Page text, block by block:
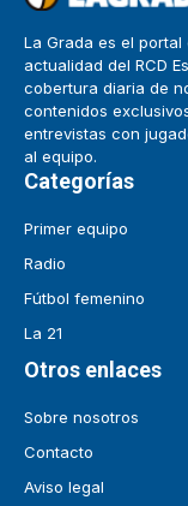
La Grada es el
actualidad del RCD
cobertura diaria de
contenidos
entrevistas con
al equipo.
Categorías
Primer equipo
Radio
Fútbol femenino
La 21
Otros enlaces
Sobre nosotros
Contacto
Aviso legal